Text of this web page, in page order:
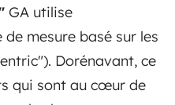
GA utilise
mesure basé sur les
Dorénavant, ce
qui sont au cœur de